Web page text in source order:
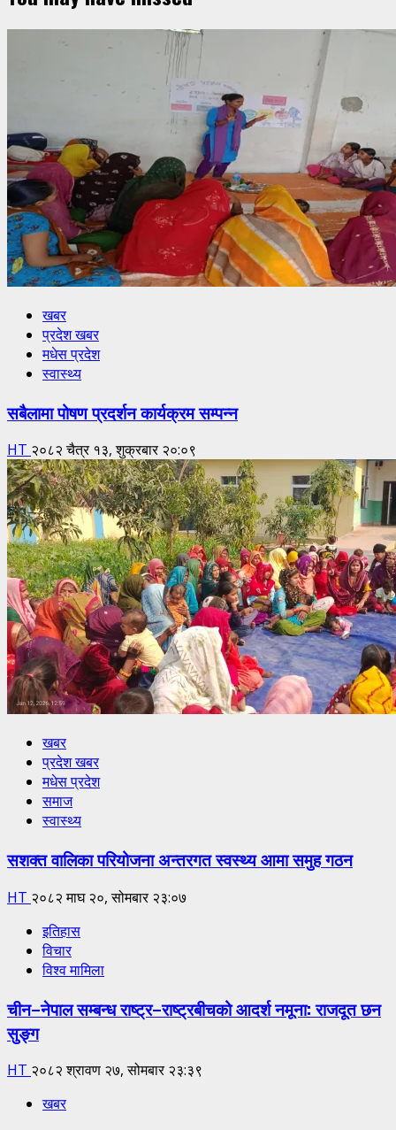
खबर
प्रदेश खबर
मधेस प्रदेश
स्वास्थ्य
सबैलामा पोषण प्रदर्शन कार्यक्रम सम्पन्न
HT २०८२ चैत्र १३, शुक्रबार २०:०९
खबर
प्रदेश खबर
मधेस प्रदेश
समाज
स्वास्थ्य
सशक्त वालिका परियोजना अन्तरगत स्वस्थ्य आमा समुह गठन
HT २०८२ माघ २०, सोमबार २३:०७
इतिहास
विचार
विश्व मामिला
चीन–नेपाल सम्बन्ध राष्ट्र–राष्ट्रबीचको आदर्श नमूना: राजदूत छन
सुङ्ग
HT २०८२ श्रावण २७, सोमबार २३:३९
खबर